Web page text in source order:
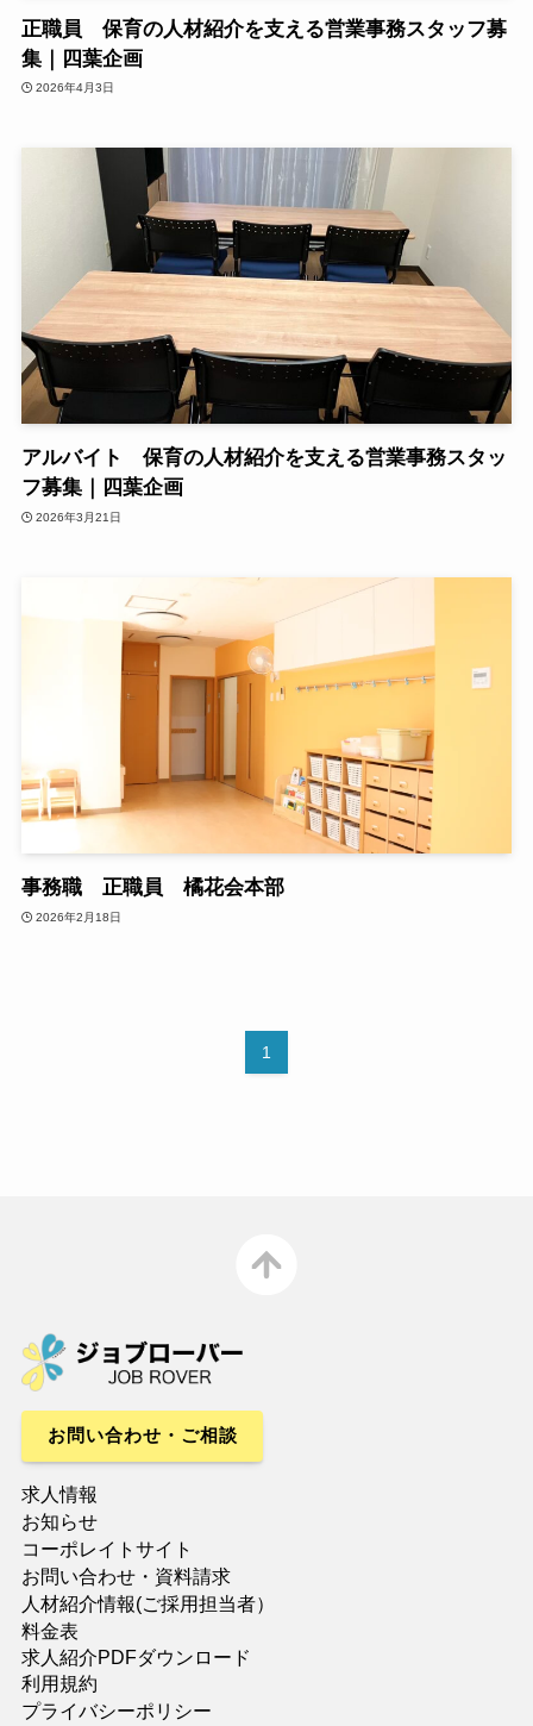
正職員 保育の人材紹介を支える営業事務スタッフ募
集｜四葉企画
2026年4月3日
アルバイト 保育の人材紹介を支える営業事務スタッ
フ募集｜四葉企画
2026年3月21日
事務職 正職員 橘花会本部
2026年2月18日
1
お問い合わせ・ご相談
求人情報
お知らせ
コーポレイトサイト
お問い合わせ・資料請求
人材紹介情報(ご採用担当者）
料金表
求人紹介PDFダウンロード
利用規約
プライバシーポリシー